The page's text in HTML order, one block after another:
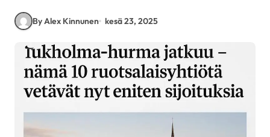
By Alex Kinnunen kesä 23, 2025